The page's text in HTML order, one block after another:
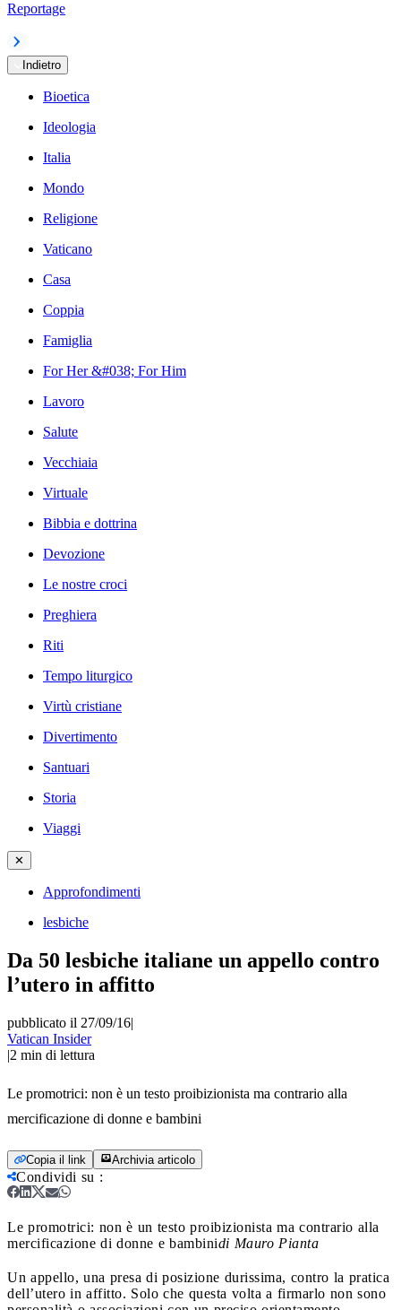
Reportage
Indietro
Bioetica
Ideologia
Italia
Mondo
Religione
Vaticano
Casa
Coppia
Famiglia
For Her &#038; For Him
Lavoro
Salute
Vecchiaia
Virtuale
Bibbia e dottrina
Devozione
Le nostre croci
Preghiera
Riti
Tempo liturgico
Virtù cristiane
Divertimento
Santuari
Storia
Viaggi
✕
Approfondimenti
lesbiche
Da 50 lesbiche italiane un appello contro
l’utero in affitto
pubblicato il 27/09/16|
Vatican Insider
|2 min di lettura
Le promotrici: non è un testo proibizionista ma contrario alla
mercificazione di donne e bambini
Copia il link Archivia articolo
Condividi su :
Le promotrici: non è un testo proibizionista ma contrario alla
mercificazione di donne e bambinidi Mauro Pianta
Un appello, una presa di posizione durissima, contro la pratica
dell’utero in affitto. Solo che questa volta a firmarlo non sono